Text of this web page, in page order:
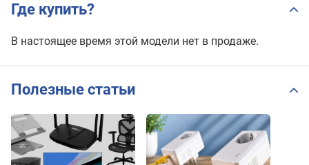
Где купить?
В настоящее время этой модели нет в продаже.
Полезные статьи